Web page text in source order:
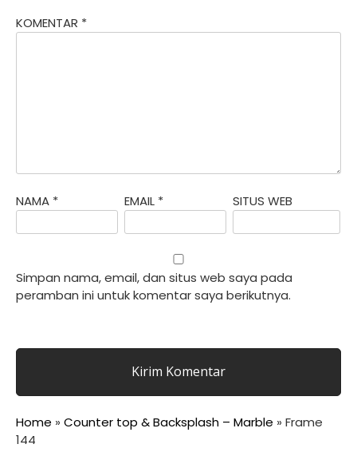
KOMENTAR *
NAMA * EMAIL * SITUS WEB
Simpan nama, email, dan situs web saya pada
peramban ini untuk komentar saya berikutnya.
Home » Counter top & Backsplash – Marble » Frame
144